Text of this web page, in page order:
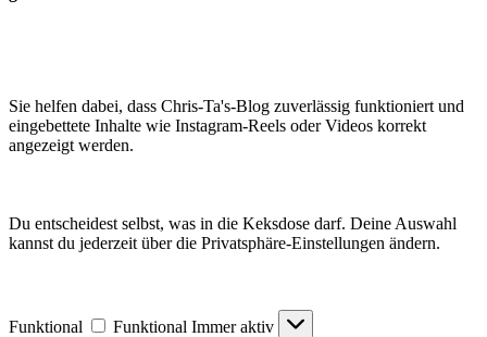
Sie helfen dabei, dass Chris-Ta's-Blog zuverlässig funktioniert und
eingebettete Inhalte wie Instagram-Reels oder Videos korrekt
angezeigt werden.
Du entscheidest selbst, was in die Keksdose darf. Deine Auswahl
kannst du jederzeit über die Privatsphäre-Einstellungen ändern.
Funktional Funktional Immer aktiv